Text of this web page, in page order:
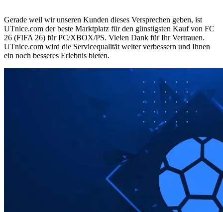
Gerade weil wir unseren Kunden dieses Versprechen geben, ist
UTnice.com der beste Marktplatz für den günstigsten Kauf von FC
26 (FIFA 26) für PC/XBOX/PS. Vielen Dank für Ihr Vertrauen.
UTnice.com wird die Servicequalität weiter verbessern und Ihnen
ein noch besseres Erlebnis bieten.